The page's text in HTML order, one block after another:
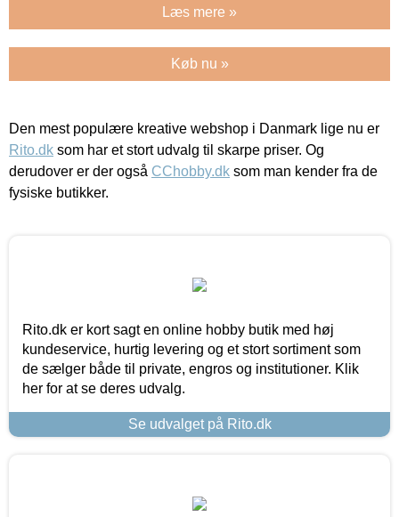
Læs mere »
Køb nu »
Den mest populære kreative webshop i Danmark lige nu er
Rito.dk som har et stort udvalg til skarpe priser. Og
derudover er der også CChobby.dk som man kender fra de
fysiske butikker.
Rito.dk er kort sagt en online hobby butik med høj
kundeservice, hurtig levering og et stort sortiment som
de sælger både til private, engros og institutioner. Klik
her for at se deres udvalg.
Se udvalget på Rito.dk